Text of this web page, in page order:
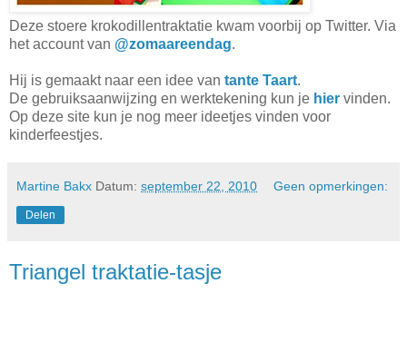
Deze stoere krokodillentraktatie kwam voorbij op Twitter. Via
het account van @zomaareendag.
Hij is gemaakt naar een idee van tante Taart.
De gebruiksaanwijzing en werktekening kun je hier vinden.
Op deze site kun je nog meer ideetjes vinden voor
kinderfeestjes.
Martine Bakx Datum: september 22, 2010 Geen opmerkingen:
Delen
Triangel traktatie-tasje